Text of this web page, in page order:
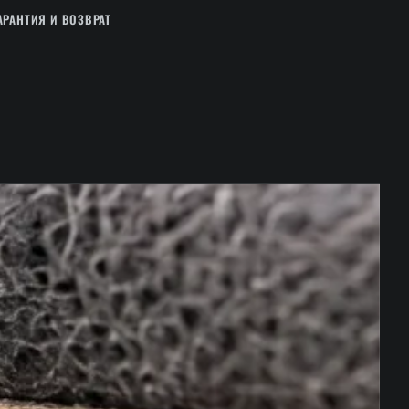
И ВОЗВРАТ